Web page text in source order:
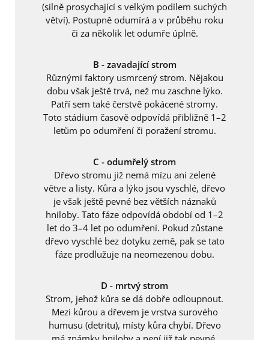
(silně prosychající s velkým podílem suchých
větví). Postupně odumírá a v průběhu roku
či za několik let odumře úplně.
B - zavadající strom
Různými faktory usmrcený strom. Nějakou
dobu však ještě trvá, než mu zaschne lýko.
Patří sem také čerstvě pokácené stromy.
Toto stádium časově odpovídá přibližně 1–2
letům po odumření či poražení stromu.
C - odumřelý strom
Dřevo stromu již nemá mízu ani zelené
větve a listy. Kůra a lýko jsou vyschlé, dřevo
je však ještě pevné bez větších náznaků
hniloby. Tato fáze odpovídá období od 1–2
let do 3–4 let po odumření. Pokud zůstane
dřevo vyschlé bez dotyku země, pak se tato
fáze prodlužuje na neomezenou dobu.
D - mrtvý strom
Strom, jehož kůra se dá dobře odloupnout.
Mezi kůrou a dřevem je vrstva surového
humusu (detritu), místy kůra chybí. Dřevo